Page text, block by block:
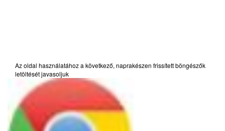
Az oldal használatához a következő, naprakészen frissített böngészők
letöltését javasoljuk